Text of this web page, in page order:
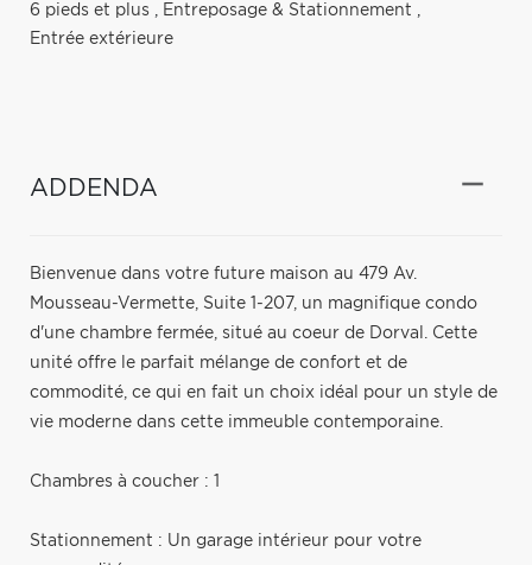
6 pieds et plus , Entreposage & Stationnement ,
Entrée extérieure
ADDENDA
Bienvenue dans votre future maison au 479 Av.
Mousseau-Vermette, Suite 1-207, un magnifique condo
d'une chambre fermée, situé au coeur de Dorval. Cette
unité offre le parfait mélange de confort et de
commodité, ce qui en fait un choix idéal pour un style de
vie moderne dans cette immeuble contemporaine.
Chambres à coucher : 1
Stationnement : Un garage intérieur pour votre